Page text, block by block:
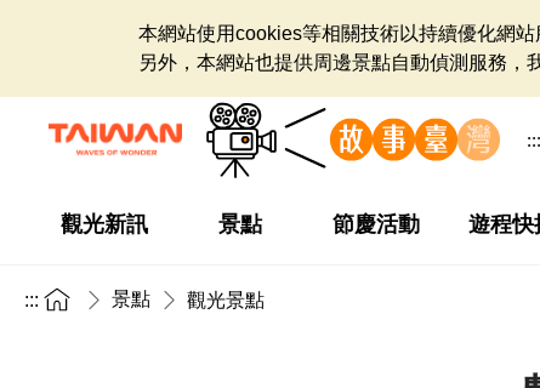
本網站使用cookies等相關技術以持續優化網
另外，本網站也提供周邊景點自動偵測服務，
:::
觀光新訊 景點 節慶活動 遊程快
::: 景點 觀光景點